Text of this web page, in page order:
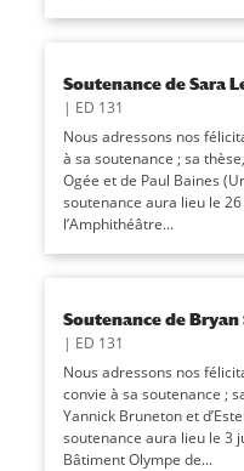
Soutenance de Sara
| ED 131
Nous adressons nos
à sa soutenance ; sa
Ogée et de Paul Baines
soutenance aura lieu le
l’Amphithéâtre...
Soutenance de Bryan
| ED 131
Nous adressons nos
convie à sa soutenance ;
Yannick Bruneton et
soutenance aura lieu le 3
Bâtiment Olympe de...